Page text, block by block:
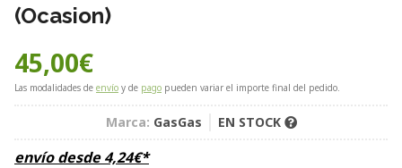
(Ocasion)
45,00€
Las modalidades de envío y de pago pueden variar el importe final del pedido.
Marca: GasGas EN STOCK
envío desde4,24€*